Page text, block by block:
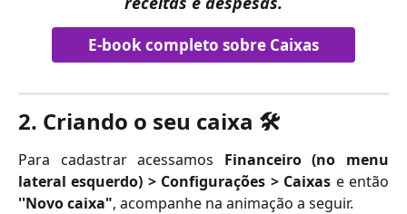
E-book completo sobre Caixas
2. Criando o seu caixa 🛠️
Para cadastrar acessamos Financeiro (no menu
lateral esquerdo) > Configurações > Caixas e então
''Novo caixa", acompanhe na animação a seguir.